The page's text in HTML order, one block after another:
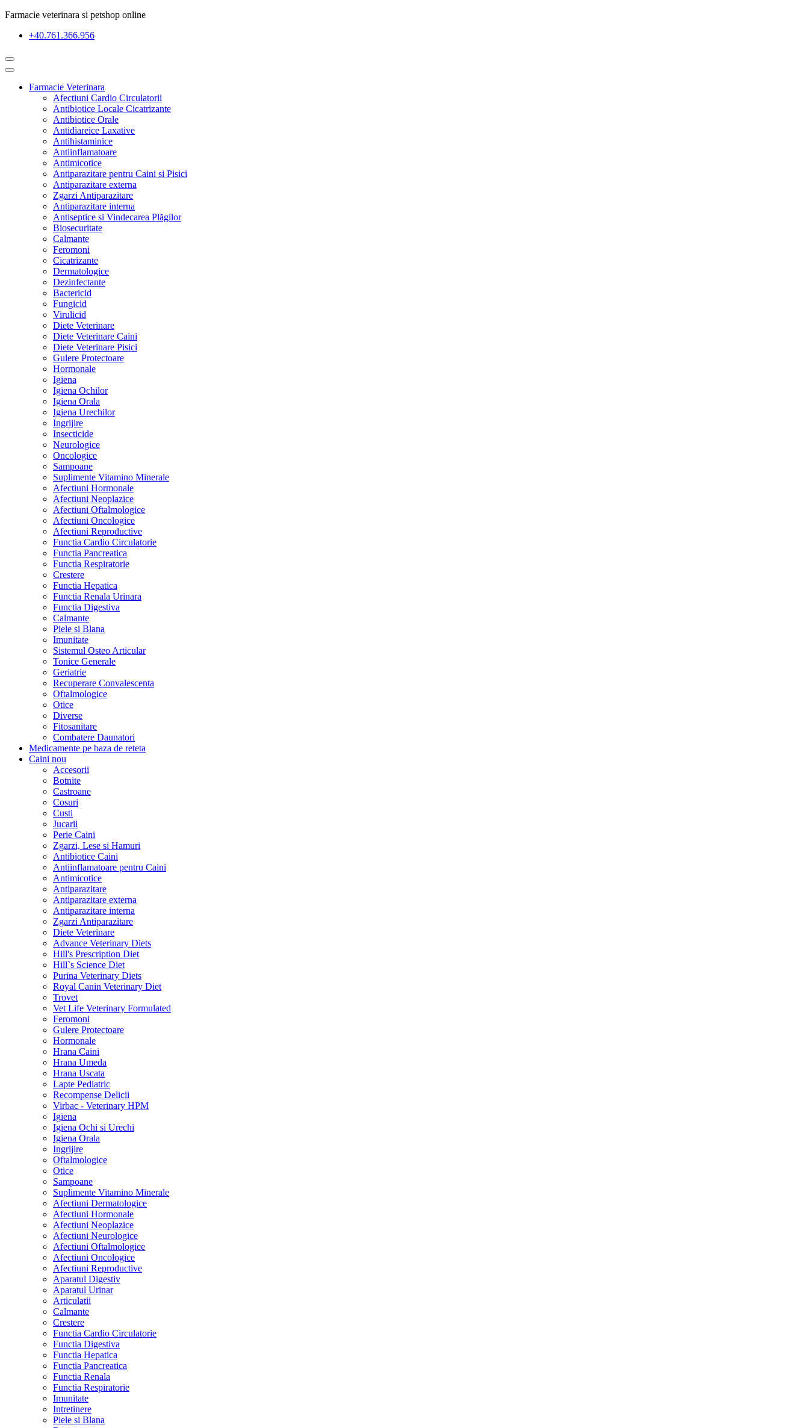
Farmacie veterinara si petshop online
+40.761.366.956
Farmacie Veterinara
Afectiuni Cardio Circulatorii
Antibiotice Locale Cicatrizante
Antibiotice Orale
Antidiareice Laxative
Antihistaminice
Antiinflamatoare
Antimicotice
Antiparazitare pentru Caini si Pisici
Antiparazitare externa
Zgarzi Antiparazitare
Antiparazitare interna
Antiseptice si Vindecarea Plăgilor
Biosecuritate
Calmante
Feromoni
Cicatrizante
Dermatologice
Dezinfectante
Bactericid
Fungicid
Virulicid
Diete Veterinare
Diete Veterinare Caini
Diete Veterinare Pisici
Gulere Protectoare
Hormonale
Igiena
Igiena Ochilor
Igiena Orala
Igiena Urechilor
Ingrijire
Insecticide
Neurologice
Oncologice
Sampoane
Suplimente Vitamino Minerale
Afectiuni Hormonale
Afectiuni Neoplazice
Afectiuni Oftalmologice
Afectiuni Oncologice
Afectiuni Reproductive
Functia Cardio Circulatorie
Functia Pancreatica
Functia Respiratorie
Crestere
Functia Hepatica
Functia Renala Urinara
Functia Digestiva
Calmante
Piele si Blana
Imunitate
Sistemul Osteo Articular
Tonice Generale
Geriatrie
Recuperare Convalescenta
Oftalmologice
Otice
Diverse
Fitosanitare
Combatere Daunatori
Medicamente pe baza de reteta
Caini nou
Accesorii
Botnite
Castroane
Cosuri
Custi
Jucarii
Perie Caini
Zgarzi, Lese si Hamuri
Antibiotice Caini
Antiinflamatoare pentru Caini
Antimicotice
Antiparazitare
Antiparazitare externa
Antiparazitare interna
Zgarzi Antiparazitare
Diete Veterinare
Advance Veterinary Diets
Hill's Prescription Diet
Hill`s Science Diet
Purina Veterinary Diets
Royal Canin Veterinary Diet
Trovet
Vet Life Veterinary Formulated
Feromoni
Gulere Protectoare
Hormonale
Hrana Caini
Hrana Umeda
Hrana Uscata
Lapte Pediatric
Recompense Delicii
Virbac - Veterinary HPM
Igiena
Igiena Ochi si Urechi
Igiena Orala
Ingrijire
Oftalmologice
Otice
Sampoane
Suplimente Vitamino Minerale
Afectiuni Dermatologice
Afectiuni Hormonale
Afectiuni Neoplazice
Afectiuni Neurologice
Afectiuni Oftalmologice
Afectiuni Oncologice
Afectiuni Reproductive
Aparatul Digestiv
Aparatul Urinar
Articulatii
Calmante
Crestere
Functia Cardio Circulatorie
Functia Digestiva
Functia Hepatica
Functia Pancreatica
Functia Renala
Functia Respiratorie
Imunitate
Intretinere
Piele si Blana